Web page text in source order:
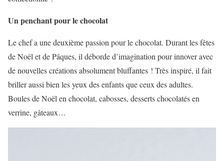
Un penchant pour le chocolat
Le chef a une deuxième passion pour le chocolat. Durant les fêtes
de Noël et de Pâques, il déborde d’imagination pour innover avec
de nouvelles créations absolument bluffantes ! Très inspiré, il fait
briller aussi bien les yeux des enfants que ceux des adultes.
Boules de Noël en chocolat, cabosses, desserts chocolatés en
verrine, gâteaux…